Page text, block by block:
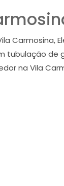
Carmosina,
tubulação de
na Vila